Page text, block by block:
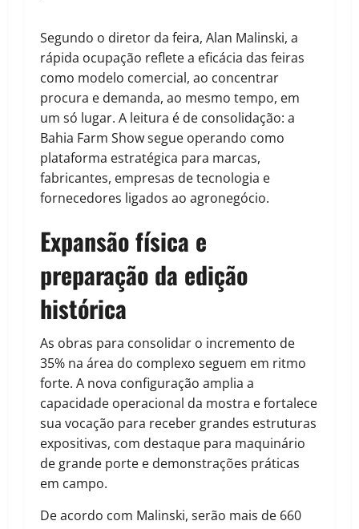
Segundo o diretor da feira, Alan Malinski, a
rápida ocupação reflete a eficácia das feiras
como modelo comercial, ao concentrar
procura e demanda, ao mesmo tempo, em
um só lugar. A leitura é de consolidação: a
Bahia Farm Show segue operando como
plataforma estratégica para marcas,
fabricantes, empresas de tecnologia e
fornecedores ligados ao agronegócio.
Expansão física e
preparação da edição
histórica
As obras para consolidar o incremento de
35% na área do complexo seguem em ritmo
forte. A nova configuração amplia a
capacidade operacional da mostra e fortalece
sua vocação para receber grandes estruturas
expositivas, com destaque para maquinário
de grande porte e demonstrações práticas
em campo.
De acordo com Malinski, serão mais de 660